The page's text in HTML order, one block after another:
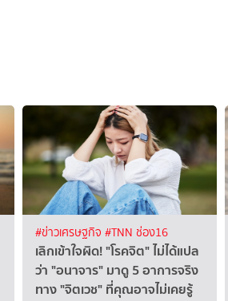
#ข่าวเศรษฐกิจ #TNN ช่อง16
เลิกเข้าใจผิด! "โรคจิต" ไม่ได้แปล
ว่า "อนาจาร" มาดู 5 อาการจริง
ทาง "จิตเวช" ที่คุณอาจไม่เคยรู้